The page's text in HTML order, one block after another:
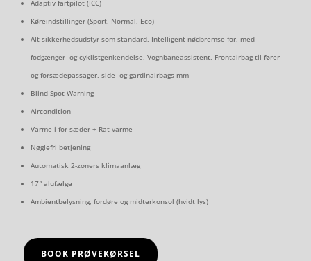
Adaptiv fartpilot (ICC)
Køreindstillinger (Sport, Normal, Eco)
Alt sikkerhedsudstyr som standard, Intelligent nødbremse for, med
fodgænger- og cyklistgenkendelse, Vognbaneassistent, Frontairbag til fører
og forsædepassager, side- og gardinairbags mm
Blind Spot Warning
Aircondition
Varme i for sæder + Rat varme
Nøglefri betjening
Automatisk 2-zoners klimaanlæg
17″ alufælge
Ambientbelysning, fordøre og midterkonsol (hvidt lys)
BOOK PRØVEKØRSEL